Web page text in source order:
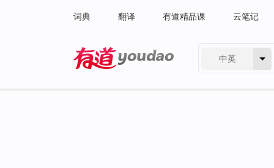
词典 翻译 有道精品课 云笔记
中英